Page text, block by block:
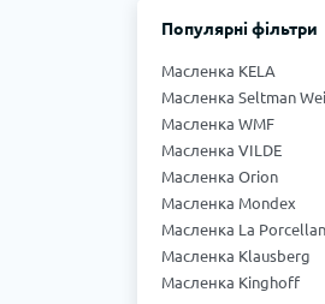
Популярні фільтри
Масленка KELA
Масленка Seltman
Масленка WMF
Масленка VILDE
Масленка Orion
Масленка Mondex
Масленка La
Масленка Klausberg
Масленка Kinghoff